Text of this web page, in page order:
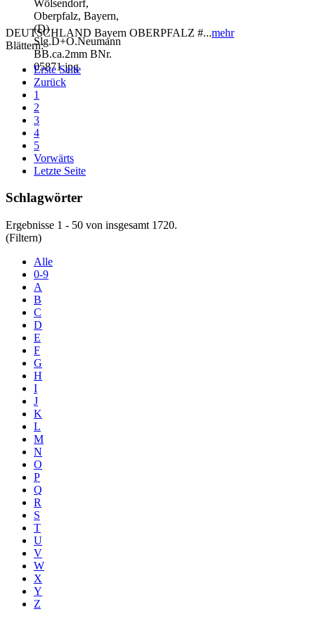
DEUTSCHLAND Bayern OBERPFALZ #...mehr
Blättern:
Erste Seite
Zurück
1
2
3
4
5
Vorwärts
Letzte Seite
Schlagwörter
Ergebnisse 1 - 50 von insgesamt 1720.
(Filtern)
Alle
0-9
A
B
C
D
E
F
G
H
I
J
K
L
M
N
O
P
Q
R
S
T
U
V
W
X
Y
Z